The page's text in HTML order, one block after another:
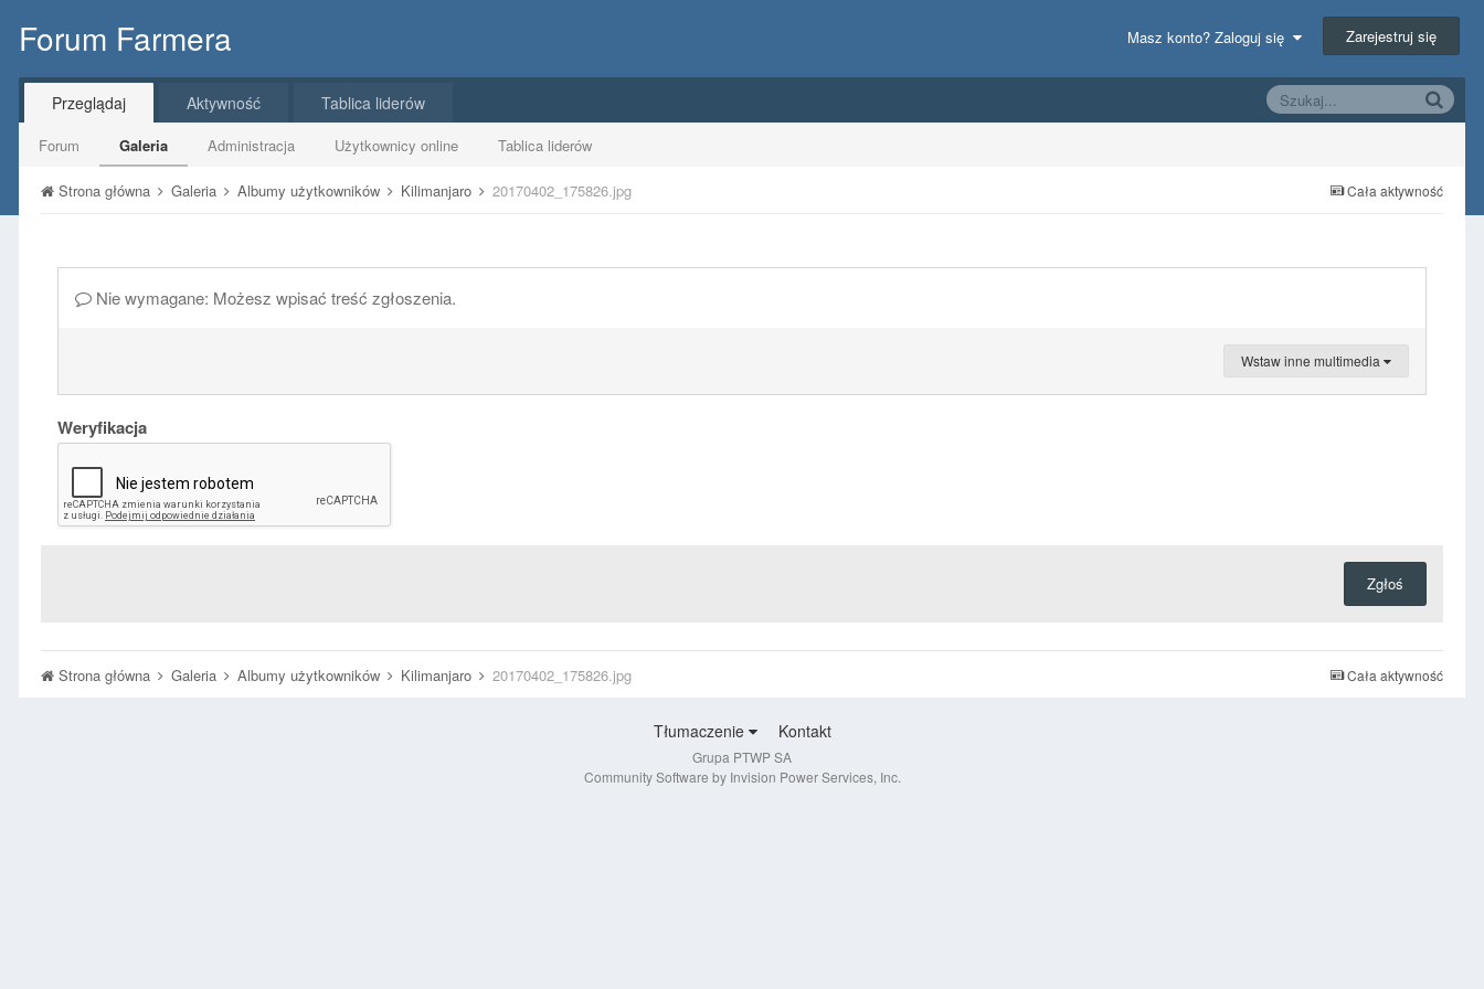
Forum Farmera Masz konto? Zaloguj się Zarejestruj się
Przeglądaj
Forum Galeria Administracja Użytkownicy online Tablica liderów
Aktywność Tablica liderów
Cała aktywność
Strona główna Galeria Albumy użytkowników Kilimanjaro 20170402_175826.jpg
Nie wymagane: Możesz wpisać treść zgłoszenia.
Wstaw inne multimedia
Weryfikacja
Zgłoś
Cała aktywność
Strona główna Galeria Albumy użytkowników Kilimanjaro 20170402_175826.jpg
Tłumaczenie Kontakt
Grupa PTWP SA
Community Software by Invision Power Services, Inc.